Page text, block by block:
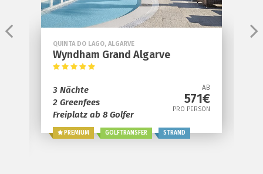
QUINTA DO LAGO, ALGARVE
Wyndham Grand Algarve
3 Nächte
2 Greenfees
Freiplatz ab 8 Golfer
AB
571€
PRO PERSON
PREMIUM GOLFTRANSFER STRAND